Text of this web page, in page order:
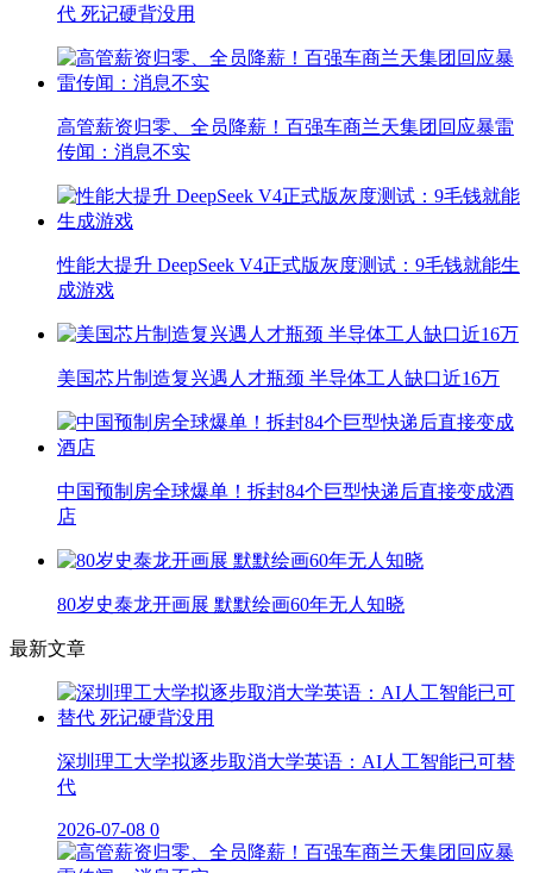
代 死记硬背没用
高管薪资归零、全员降薪！百强车商兰天集团回应暴雷
传闻：消息不实
性能大提升 DeepSeek V4正式版灰度测试：9毛钱就能生
成游戏
美国芯片制造复兴遇人才瓶颈 半导体工人缺口近16万
中国预制房全球爆单！拆封84个巨型快递后直接变成酒
店
80岁史泰龙开画展 默默绘画60年无人知晓
最新文章
深圳理工大学拟逐步取消大学英语：AI人工智能已可替
代
2026-07-08 0